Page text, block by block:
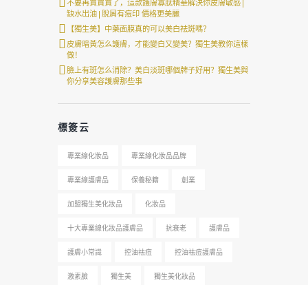
不要再買買買了，這款護膚寡肽精華解決你皮膚敏感|
缺水出油|脫屑有痘印 價格更美麗
【獨生美】中藥面膜真的可以美白祛斑嗎？
皮膚暗黃怎么護膚，才能變白又變美？獨生美教你這樣
做！
臉上有斑怎么消除？美白淡斑哪個牌子好用？獨生美與
你分享美容護膚那些事
標簽云
專業線化妝品 專業線化妝品品牌
專業線護膚品 保養秘籍 創業
加盟獨生美化妝品 化妝品
十大專業線化妝品護膚品 抗衰老 護膚品
護膚小常識 控油祛痘 控油祛痘護膚品
激素臉 獨生美 獨生美化妝品